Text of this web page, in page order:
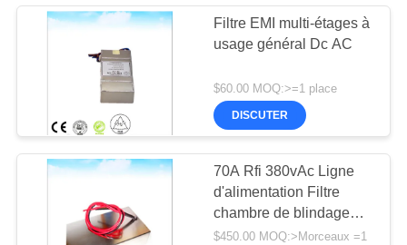
Filtre EMI multi-étages à
usage général Dc AC
$60.00 MOQ:>=1 place
DISCUTER
70A Rfi 380vAc Ligne
d'alimentation Filtre
chambre de blindage
chambre émotionnelle
$450.00 MOQ:>Morceaux =1